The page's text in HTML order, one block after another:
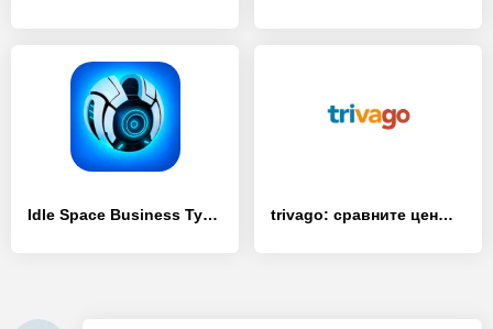
Idle Space Business Tycoon trivago: сравните цены отелей